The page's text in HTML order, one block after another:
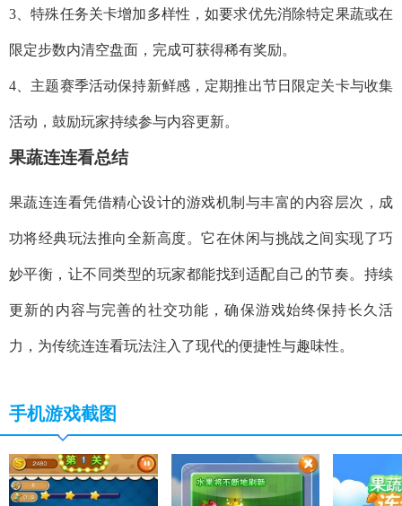
3、特殊任务关卡增加多样性，如要求优先消除特定果蔬或在
限定步数内清空盘面，完成可获得稀有奖励。
4、主题赛季活动保持新鲜感，定期推出节日限定关卡与收集
活动，鼓励玩家持续参与内容更新。
果蔬连连看总结
果蔬连连看凭借精心设计的游戏机制与丰富的内容层次，成
功将经典玩法推向全新高度。它在休闲与挑战之间实现了巧
妙平衡，让不同类型的玩家都能找到适配自己的节奏。持续
更新的内容与完善的社交功能，确保游戏始终保持长久活
力，为传统连连看玩法注入了现代的便捷性与趣味性。
手机游戏截图